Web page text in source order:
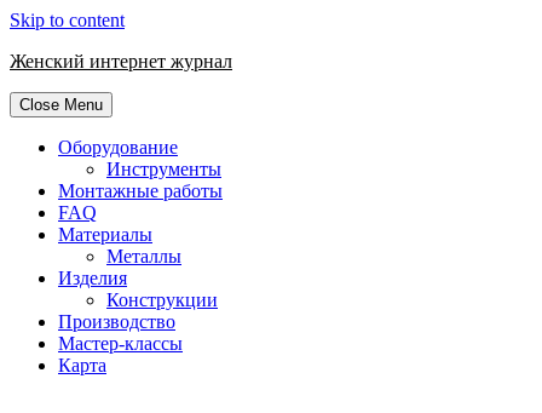
Skip to content
Женский интернет журнал
Close Menu
Оборудование
Инструменты
Монтажные работы
FAQ
Материалы
Металлы
Изделия
Конструкции
Производство
Мастер-классы
Карта